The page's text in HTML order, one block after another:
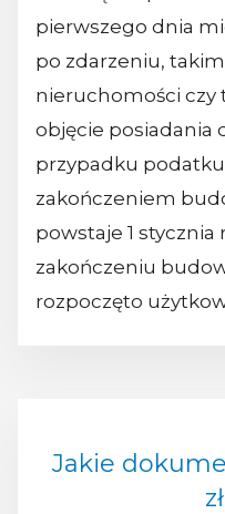
pierwszego dnia
po zdarzeniu,
nieruchomości czy
objęcie posiadania
przypadku
zakończeniem
powstaje 1
zakończeniu
rozpoczęto
Jakie